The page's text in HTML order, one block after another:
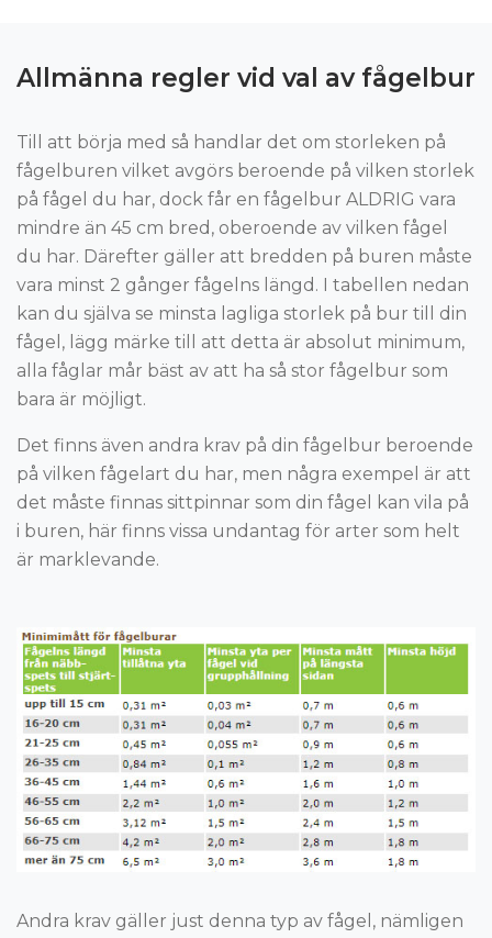
Allmänna regler vid val av fågelbur
Till att börja med så handlar det om storleken på
fågelburen vilket avgörs beroende på vilken storlek
på fågel du har, dock får en fågelbur ALDRIG vara
mindre än 45 cm bred, oberoende av vilken fågel
du har. Därefter gäller att bredden på buren måste
vara minst 2 gånger fågelns längd. I tabellen nedan
kan du själva se minsta lagliga storlek på bur till din
fågel, lägg märke till att detta är absolut minimum,
alla fåglar mår bäst av att ha så stor fågelbur som
bara är möjligt.
Det finns även andra krav på din fågelbur beroende
på vilken fågelart du har, men några exempel är att
det måste finnas sittpinnar som din fågel kan vila på
i buren, här finns vissa undantag för arter som helt
är marklevande.
Andra krav gäller just denna typ av fågel, nämligen